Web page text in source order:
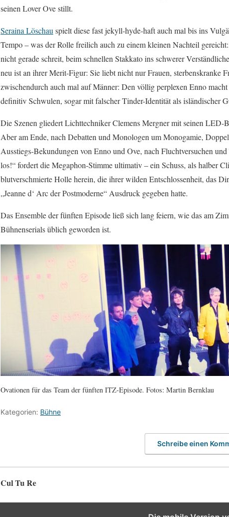
seinen Lover Ove stillt.
Seraina Löschau spielt diese fast jekyll-hyde-haft auch mal bis ins
Tempo – was der Rolle freilich auch zu einem kleinen Nachteil
nicht gerade schreit, beim schnellen Stakkato ins schwerer
neu ist an ihrer Merit-Figur: Sie liebt nicht nur Frauen, sterbenskranke
zwischendurch auch mal auf Männer: Den völlig perplexen Enno
definitiv Schwulen, sogar mit falscher Tinder-Identität als isländischer
Die Szenen gliedert Lichttechniker Clemens Mergner mit seinen
Aber am Ende, nach Debatten und Monologen um Monogamie,
Ausstiegs-Bekundungen von Enno und Ove, nach Fluchtversuchen
los!“ fordert die Megaphon-Stimme ultimativ – ein Schuss, als halber
blutverschmierte Holle herein, die ihrer wilden Entschlossenheit, das
„Jeanne d‘ Arc der Postmoderne“ Ausdruck gegeben hatte.
Das Ensemble der fünften Episode ließ sich lang feiern, wie das am
Bühnenserials üblich geworden ist.
Ovationen für das Team der fünften ITZ-Episode. Fotos: Martin Bernklau
Kategorien: Bühne
Schreibe einen
Cul Tu Re